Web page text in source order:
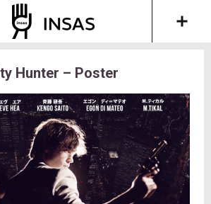
Hunter – Poster